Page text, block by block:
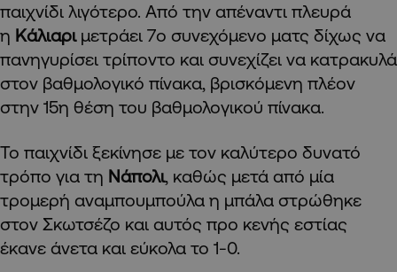
παιχνίδι λιγότερο. Από την απέναντι πλευρά
η Κάλιαριμετράει 7ο συνεχόμενο ματς δίχως να
πανηγυρίσει τρίποντο και συνεχίζει να κατρακυλά
στον βαθμολογικό πίνακα, βρισκόμενη πλέον
στην 15η θέση του βαθμολογικού πίνακα.
Το παιχνίδι ξεκίνησε με τον καλύτερο δυνατό
τρόπο για τη Νάπολι, καθώς μετά από μία
τρομερή αναμπουμπούλα η μπάλα στρώθηκε
στον Σκωτσέζο και αυτός προ κενής εστίας
έκανε άνετα και εύκολα το 1-0.